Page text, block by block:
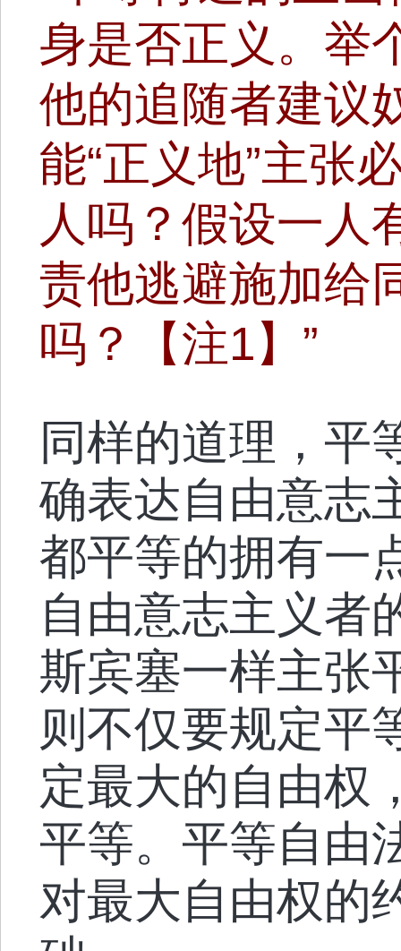
身是否正义。举
他的追随者建议
能“正义地”主张
人吗？假设一人
责他逃避施加给
吗？【注1】”
同样的道理，平
确表达自由意志
都平等的拥有一
自由意志主义者
斯宾塞一样主张
则不仅要规定平
定最大的自由权
平等。平等自由
对最大自由权的